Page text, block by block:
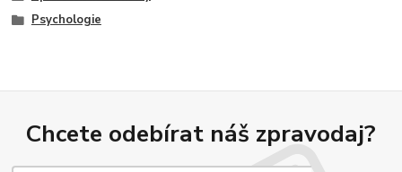
Psychologie
Chcete odebírat náš zpravodaj?